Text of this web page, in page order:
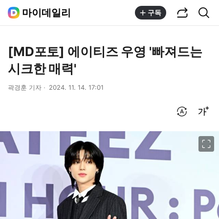
마이데일리 구독
[MD포토] 에이티즈 우영 '빠져드는
시크한 매력'
곽경훈 기자 2024. 11. 14. 17:01